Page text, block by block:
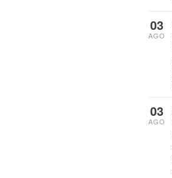
03
AGO
03
AGO